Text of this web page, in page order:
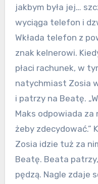
jakbym była jej…
wyciąga telefon i
Wkłada telefon z
znak kelnerowi.
płaci rachunek, w
natychmiast Zosia
i patrzy na Beatę.
Maks odpowiada za
żeby zdecydować.”
Zosia idzie tuż za
Beatę. Beata
pędzą. Nagle zdaje